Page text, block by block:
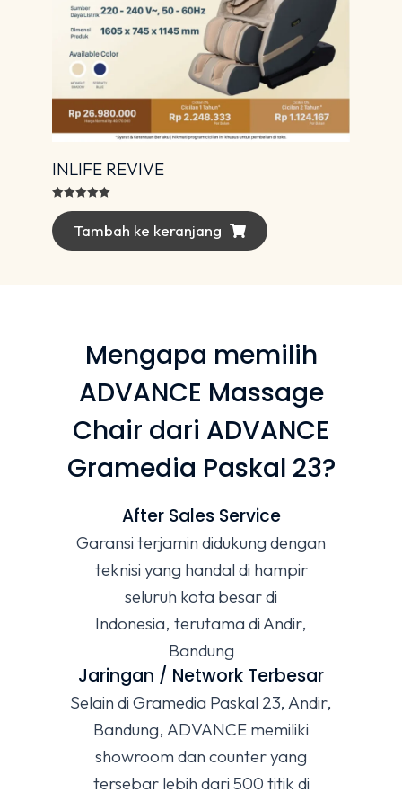
INLIFE REVIVE
dari 5
Tambah ke keranjang
Mengapa memilih
ADVANCE Massage
Chair dari ADVANCE
Gramedia Paskal 23?
After Sales Service
Garansi terjamin didukung dengan
teknisi yang handal di hampir
seluruh kota besar di
Indonesia, terutama di Andir,
Bandung
Jaringan / Network Terbesar
Selain di Gramedia Paskal 23, Andir,
Bandung, ADVANCE memiliki
showroom dan counter yang
tersebar lebih dari 500 titik di